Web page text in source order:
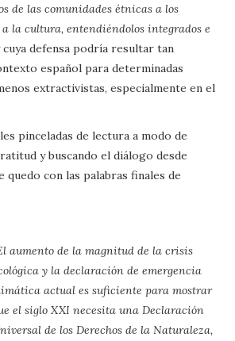
de las comunidades étnicas a los
la cultura, entendiéndolos integrados e
cuya defensa podría resultar tan
español para determinadas
extractivistas, especialmente en el
pinceladas de lectura a modo de
y buscando el diálogo desde
quedo con las palabras finales de
aumento de la magnitud de la crisis
y la declaración de emergencia
actual es suficiente para mostrar
el siglo XXI necesita una Declaración
de los Derechos de la Naturaleza,